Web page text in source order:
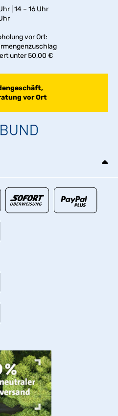
| 14 – 16 Uhr
vor Ort:
unter 50,00 €
vor Ort